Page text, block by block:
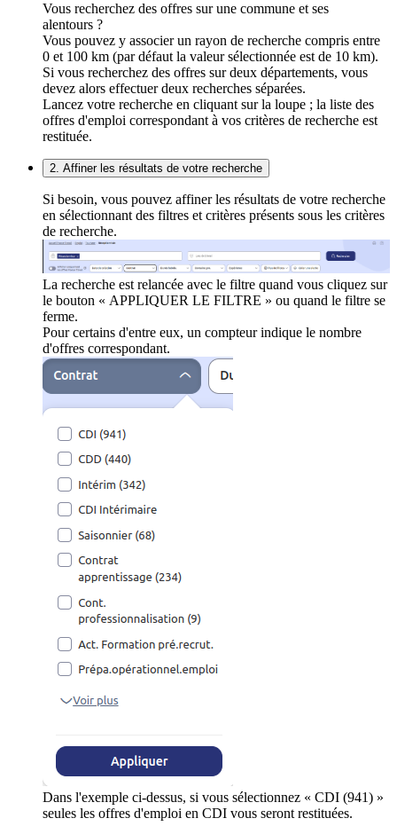
Vous recherchez des offres sur une commune et ses
alentours ?
Vous pouvez y associer un rayon de recherche compris entre
0 et 100 km (par défaut la valeur sélectionnée est de 10 km).
Si vous recherchez des offres sur deux départements, vous
devez alors effectuer deux recherches séparées.
Lancez votre recherche en cliquant sur la loupe ; la liste des
offres d'emploi correspondant à vos critères de recherche est
restituée.
2. Affiner les résultats de votre recherche
Si besoin, vous pouvez affiner les résultats de votre recherche
en sélectionnant des filtres et critères présents sous les critères
de recherche.
La recherche est relancée avec le filtre quand vous cliquez sur
le bouton « APPLIQUER LE FILTRE » ou quand le filtre se
ferme.
Pour certains d'entre eux, un compteur indique le nombre
d'offres correspondant.
Dans l'exemple ci-dessus, si vous sélectionnez « CDI (941) »
seules les offres d'emploi en CDI vous seront restituées.